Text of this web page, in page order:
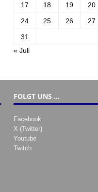
17 18 19 20
24 25 26 27
31
« Juli
FOLGT UNS …
Facebook
X (Twitter)
Youtube
Twitch